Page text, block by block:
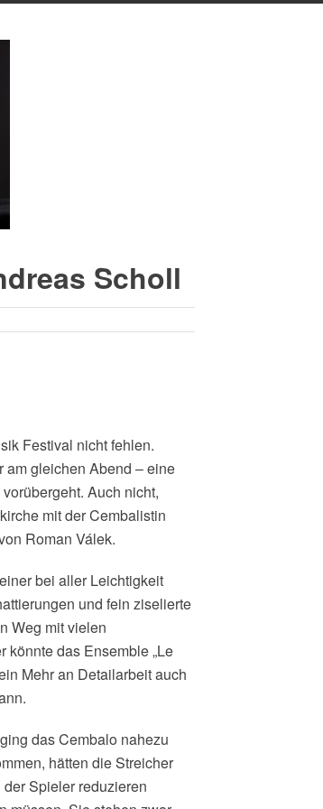
Scholl
Festival nicht fehlen.
am gleichen Abend – eine
Auch nicht,
mit der Cembalistin
Roman Válek.
bei aller Leichtigkeit
und fein ziselierte
Weg mit vielen
das Ensemble „Le
Mehr an Detailarbeit auch
das Cembalo nahezu
hätten die Streicher
Spieler reduzieren